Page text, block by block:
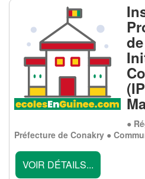
●
Préfecture de Conakry ●
VOIR DÉTAILS...